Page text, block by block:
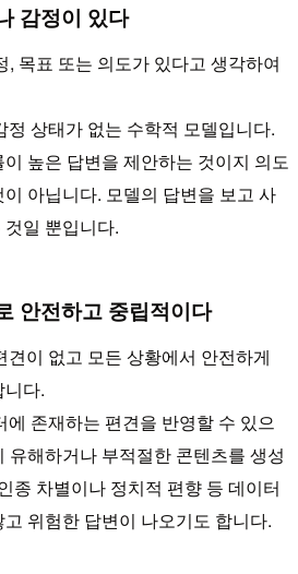
감정이 있다
, 목표 또는 의도가 있다고 생각하여
정 상태가 없는 수학적 모델입니다.
높은 답변을 제안하는 것이지 의도
아닙니다. 모델의 답변을 보고 사
일 뿐입니다.
안전하고 중립적이다
견이 없고 모든 상황에서 안전하게
다.
에 존재하는 편견을 반영할 수 있으
유해하거나 부적절한 콘텐츠를 생성
종 차별이나 정치적 편향 등 데이터
위험한 답변이 나오기도 합니다.